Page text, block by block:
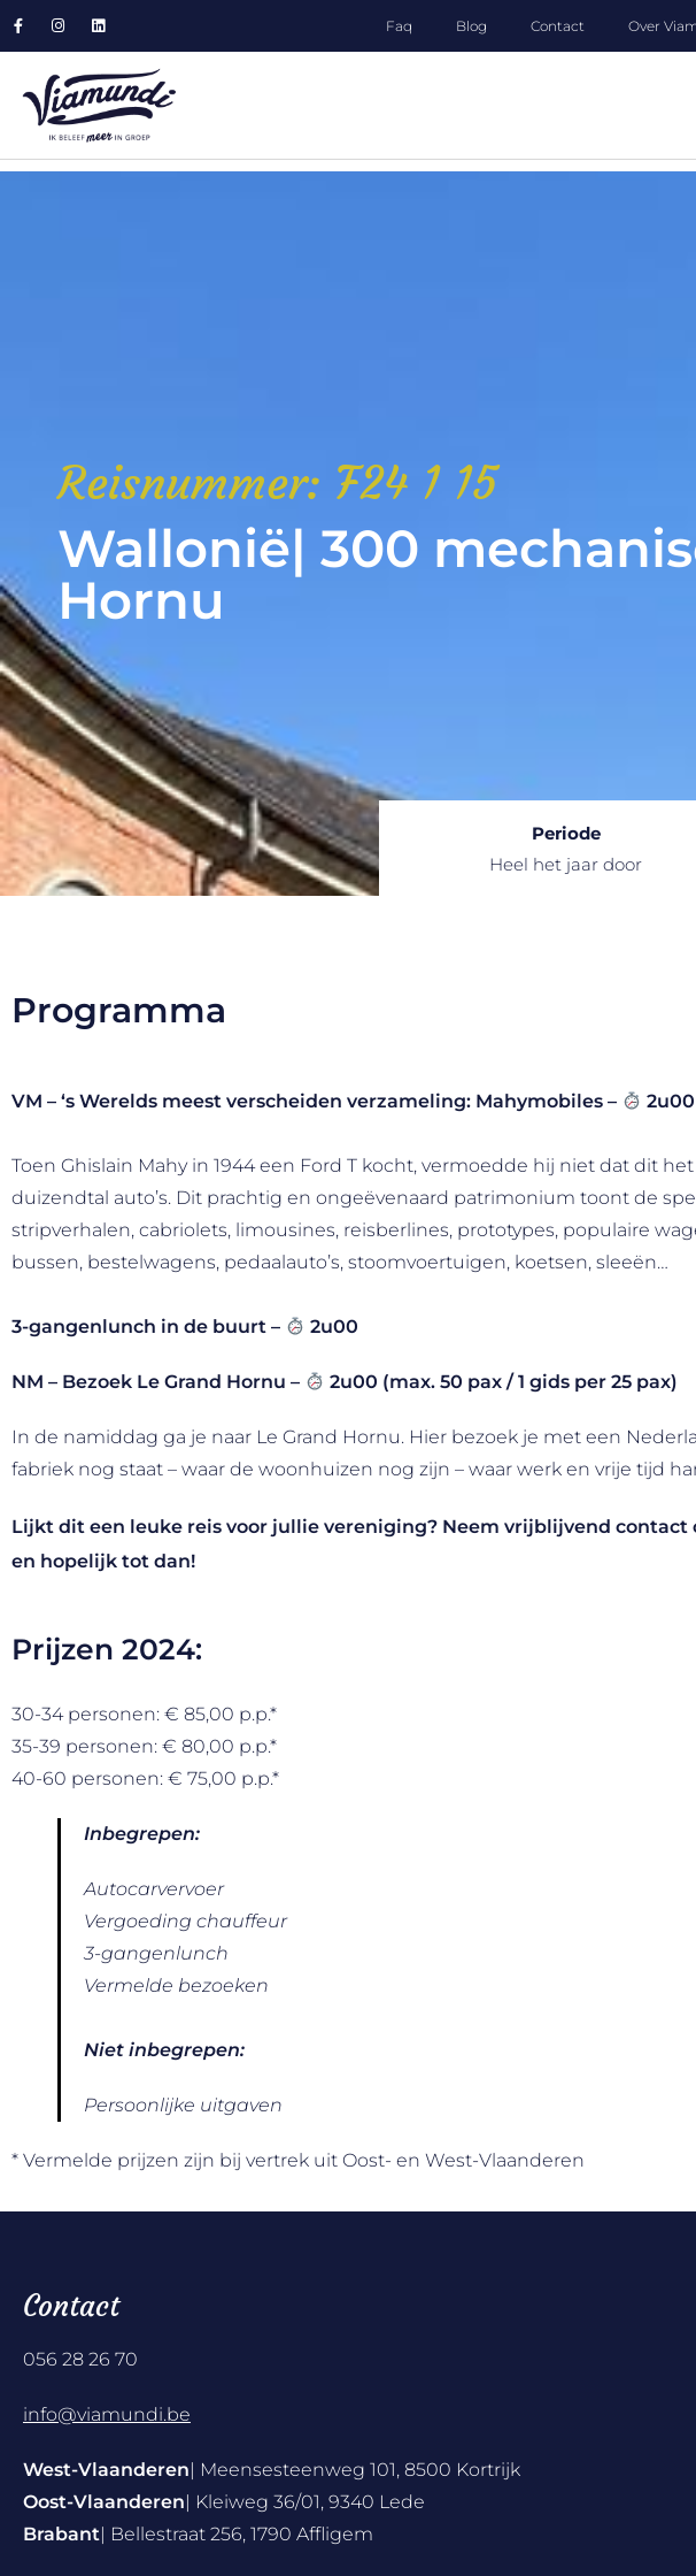
Faq Blog Contact Over
Reisnummer: F24 1 15
Wallonië| 300
Hornu
Periode
Heel het jaar door
Programma
VM – ‘s Werelds meest verscheiden verzameling: Mahymobiles –
Toen Ghislain Mahy in 1944 een Ford T kocht, vermoedde hij niet dat dit
duizendtal auto’s. Dit prachtig en ongeëvenaard patrimonium toont de
stripverhalen, cabriolets, limousines, reisberlines, prototypes, populaire
bussen, bestelwagens, pedaalauto’s, stoomvoertuigen, koetsen, sleeën…
3-gangenlunch in de buurt – 2u00
NM – Bezoek Le Grand Hornu – 2u00 (max. 50 pax / 1 gids per 25 pax)
In de namiddag ga je naar Le Grand Hornu. Hier bezoek je met een
fabriek nog staat – waar de woonhuizen nog zijn – waar werk en vrije tijd
Lijkt dit een leuke reis voor jullie vereniging? Neem vrijblijvend
en hopelijk tot dan!
Prijzen 2024:
30-34 personen: € 85,00 p.p.*
35-39 personen: € 80,00 p.p.*
40-60 personen: € 75,00 p.p.*
Inbegrepen:
Autocarvervoer
Vergoeding chauffeur
3-gangenlunch
Vermelde bezoeken
Niet inbegrepen:
Persoonlijke uitgaven
* Vermelde prijzen zijn bij vertrek uit Oost- en West-Vlaanderen
Contact
056 28 26 70
info@viamundi.be
West-Vlaanderen | Meensesteenweg 101, 8500 Kortrijk
Oost-Vlaanderen | Kleiweg 36/01, 9340 Lede
Brabant | Bellestraat 256, 1790 Affligem